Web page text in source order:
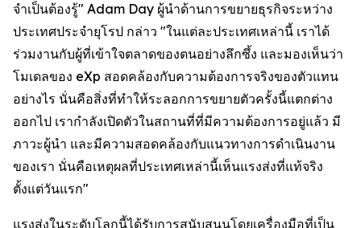
จำเป็นต้องรู้" Adam Day ผู้นำด้านการขยายธุรกิจระหว่าง
ประเทศประจำยุโรป กล่าว "ในแต่ละประเทศเหล่านี้ เราได้
ร่วมงานกับผู้ที่เข้าใจตลาดของตนอย่างลึกซึ้ง และมองเห็นว่า
โมเดลของ eXp สอดคล้องกับความต้องการจริงของตัวแทน
อย่างไร นั่นคือสิ่งที่ทำให้ระลอกการขยายตัวครั้งนี้แตกต่าง
ออกไป เรากำลังเปิดตัวในสถานที่ที่มีความต้องการอยู่แล้ว มี
ภาวะผู้นำ และมีความสอดคล้องกับแนวทางการดำเนินงาน
ของเรา นั่นคือเหตุผลที่ประเทศเหล่านี้เห็นแรงส่งที่แท้จริง
ตั้งแต่วันแรก"
แรงส่งในระดับโลกนี้ได้รับการสนับสนุนโดยเครื่องมือที่เป็น